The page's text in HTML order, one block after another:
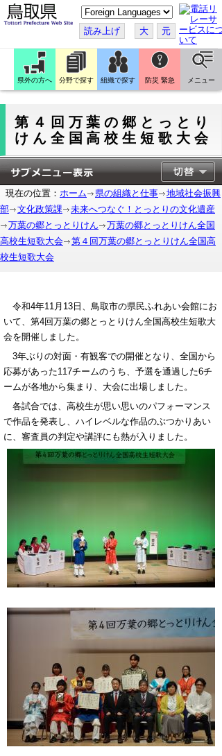
こ
の
ペ
ー
ジ
翻
訳
す
読み上げ 大 元
県外の方へ 分野で探す 組織で探す 防災 緊急 メニュー
第４回万葉の郷とっとり
けん全国高校生短歌大会
現在の位置： ホーム 県の組織と仕事
地域社会振興
部
文化政策課
未来へつなぐ！とっとりの文化遺産
万葉の郷とっとりけん
万葉の郷とっとりけん全国
高校生短歌大会
第４回万葉の郷とっとりけん全国高
校生短歌大会
令和4年11月13日、鳥取市の県民ふれあい会館にお
いて、第4回万葉の郷とっとりけん全国高校生短歌大
会を開催しました。
3年ぶりの対面・有観客での開催となり、全国から
応募があった117チームのうち、予選を通過した6チ
ームが各地から集まり、大会に出場しました。
各試合では、高校生が思い思いのパフォーマンス
で作品を発表し、ハイレベルな作品のぶつかりあい
に、審査員の判定や講評にも熱が入りました。